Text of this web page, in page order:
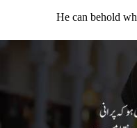
He can behold